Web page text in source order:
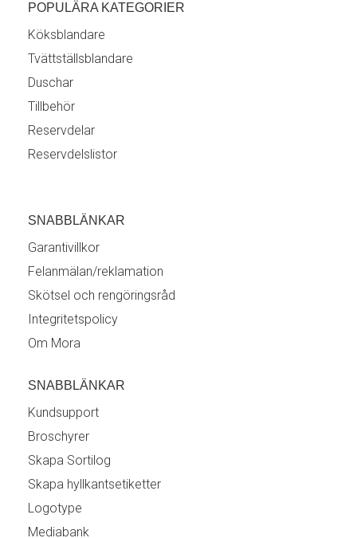
POPULÄRA KATEGORIER
Köksblandare
Tvättställsblandare
Duschar
Tillbehör
Reservdelar
Reservdelslistor
SNABBLÄNKAR
Garantivillkor
Felanmälan/reklamation
Skötsel och rengöringsråd
Integritetspolicy
Om Mora
SNABBLÄNKAR
Kundsupport
Broschyrer
Skapa Sortilog
Skapa hyllkantsetiketter
Logotype
Mediabank